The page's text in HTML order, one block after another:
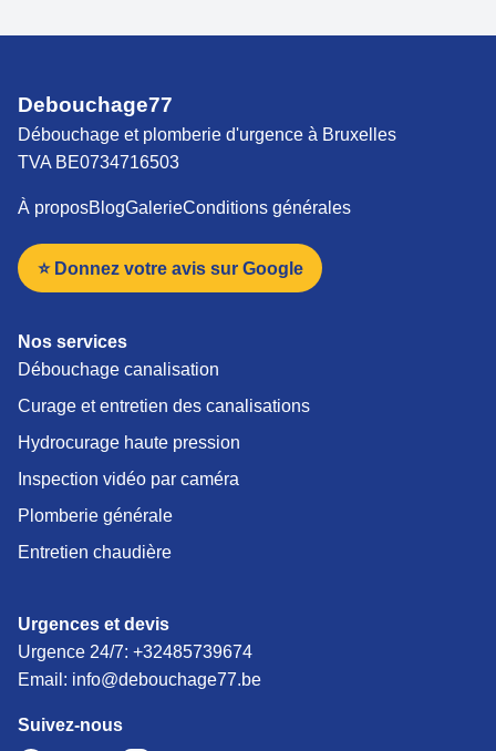
Debouchage77
Débouchage et plomberie d'urgence à Bruxelles
TVA BE0734716503
À proposBlogGalerieConditions générales
⭐ Donnez votre avis sur Google
Nos services
Débouchage canalisation
Curage et entretien des canalisations
Hydrocurage haute pression
Inspection vidéo par caméra
Plomberie générale
Entretien chaudière
Urgences et devis
Urgence 24/7: +32485739674
Email: info@debouchage77.be
Suivez-nous